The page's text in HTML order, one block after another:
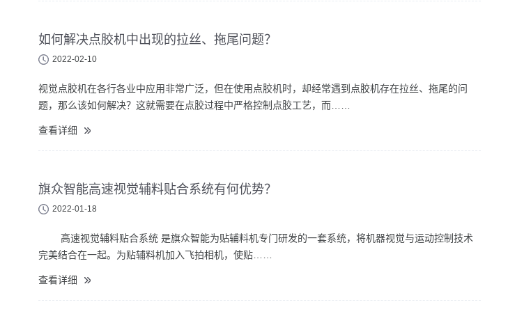
如何解决点胶机中出现的拉丝、拖尾问题？
2022-02-10
视觉点胶机在各行各业中应用非常广泛，但在使用点胶机时，却经常遇到点胶机存在拉丝、拖尾的问
题，那么该如何解决？这就需要在点胶过程中严格控制点胶工艺，而……
查看详细
旗众智能高速视觉辅料贴合系统有何优势？
2022-01-18
高速视觉辅料贴合系统 是旗众智能为贴辅料机专门研发的一套系统，将机器视觉与运动控制技术
完美结合在一起。为贴辅料机加入飞拍相机，使贴……
查看详细